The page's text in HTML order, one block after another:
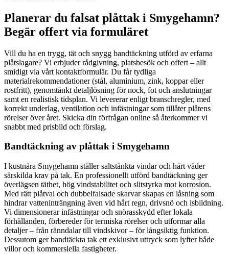
Planerar du falsat plåttak i Smygehamn?
Begär offert via formuläret
Vill du ha en trygg, tät och snygg bandtäckning utförd av erfarna
plåtslagare? Vi erbjuder rådgivning, platsbesök och offert – allt
smidigt via vårt kontaktformulär. Du får tydliga
materialrekommendationer (stål, aluminium, zink, koppar eller
rostfritt), genomtänkt detaljlösning för nock, fot och anslutningar
samt en realistisk tidsplan. Vi levererar enligt branschregler, med
korrekt underlag, ventilation och infästningar som tillåter plåtens
rörelser över året. Skicka din förfrågan online så återkommer vi
snabbt med prisbild och förslag.
Bandtäckning av plåttak i Smygehamn
I kustnära Smygehamn ställer saltstänkta vindar och hårt väder
särskilda krav på tak. En professionellt utförd bandtäckning ger
överlägsen täthet, hög vindstabilitet och slitstyrka mot korrosion.
Med rätt plåtval och dubbelfalsade skarvar skapas en låsning som
hindrar vatteninträngning även vid hårt regn, drivsnö och isbildning.
Vi dimensionerar infästningar och snörasskydd efter lokala
förhållanden, förbereder för termiska rörelser och utformar alla
detaljer – från ränndalar till vindskivor – för långsiktig funktion.
Dessutom ger bandtäckta tak ett exklusivt uttryck som lyfter både
villor och kommersiella fastigheter.